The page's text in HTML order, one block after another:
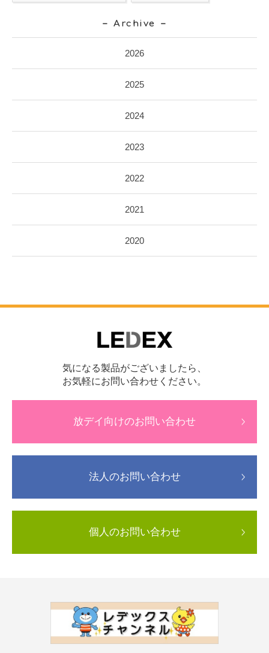
Archive
2026
2025
2024
2023
2022
2021
2020
気になる製品がございましたら、
お気軽にお問い合わせください。
放デイ向けのお問い合わせ
法人のお問い合わせ
個人のお問い合わせ